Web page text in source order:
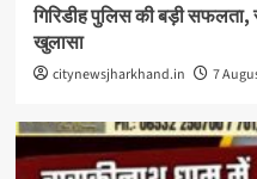
गिरिडीह पुलिस की बड़ी सफलता,
खुलासा
citynewsjharkhand.in 7